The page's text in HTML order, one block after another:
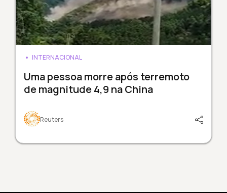
INTERNACIONAL
Uma pessoa morre após terremoto
de magnitude 4,9 na China
Reuters